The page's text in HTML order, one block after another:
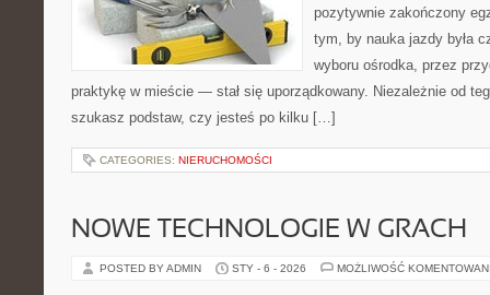
pozytywnie zakończony
tym, by nauka jazdy była
wyboru ośrodka, przez
praktykę w mieście — stał się uporządkowany. Niezależnie od
szukasz podstaw, czy jesteś po kilku […]
CATEGORIES: NIERUCHOMOŚCI
NOWE TECHNOLOGIE W GRACH
POSTED BY ADMIN STY - 6 - 2026 MOŻLIWOŚĆ